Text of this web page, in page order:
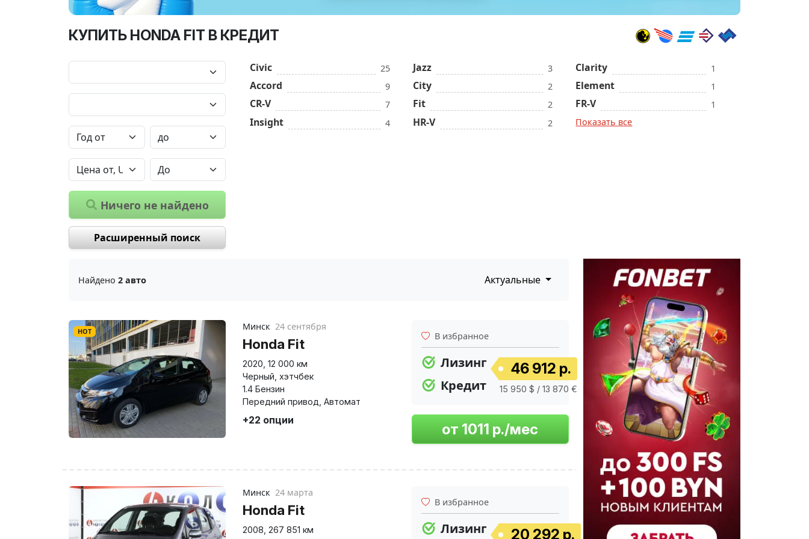
КУПИТЬ HONDA FIT В КРЕДИТ
Ничего не найдено
Расширенный поиск
Civic 25
Accord 9
CR-V 7
Insight 4
Jazz 3
City 2
Fit 2
HR-V 2
Clarity 1
Element 1
FR-V
1
Показать все
Найдено 2 авто Актуальные
HOT Минск 24 сентября
Honda Fit
2020 12 000 км
Черный хэтчбек
1.4 Бензин
Передний привод Автомат
+22 опции
В избранное
Лизинг
Кредит
46 912 р.
15 950 $ / 13 870 €
Минск 24 марта
Honda Fit
2008 267 851 км
В избранное
Лизинг 20 292 р.